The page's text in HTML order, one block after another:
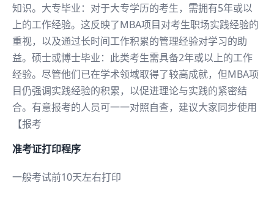
知识。大专毕业：对于大专学历的考生，需拥有5年或以
上的工作经验。这反映了MBA项目对考生职场实践经验的
重视，以及通过长时间工作积累的管理经验对学习的助
益。硕士或博士毕业：此类考生需具备2年或以上的工作
经验。尽管他们已在学术领域取得了较高成就，但MBA项
目仍强调实践经验的积累，以促进理论与实践的紧密结
合。有意报考的人员可一一对照自查，建议大家同步使用
【报考
准考证打印程序
一般考试前10天左右打印